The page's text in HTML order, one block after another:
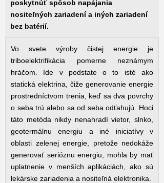
poskytnúť spôsob napájania
nositeľných zariadení a iných zariadení
bez batérií.
Vo svete výroby čistej energie je
triboelektrifikácia pomerne neznámym
hráčom. Ide v podstate o to isté ako
statická elektrina, čiže generovanie energie
prostredníctvom trenia, keď sa dva povrchy
o seba trú alebo sa od seba odťahujú. Hoci
táto metóda nikdy nenahradí vietor, slnko,
geotermálnu energiu a iné iniciatívy v
oblasti zelenej energie, pretože nedokáže
generovať serióznu energiu, mohla by mať
uplatnenie v menších aplikáciách, ako sú
lekárske zariadenia a nositeľná elektronika.